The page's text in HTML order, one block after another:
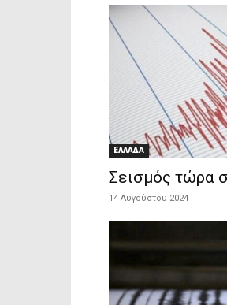
ΕΛΛΑΔΑ
Σεισμός τώρα
14 Αυγούστου 2024